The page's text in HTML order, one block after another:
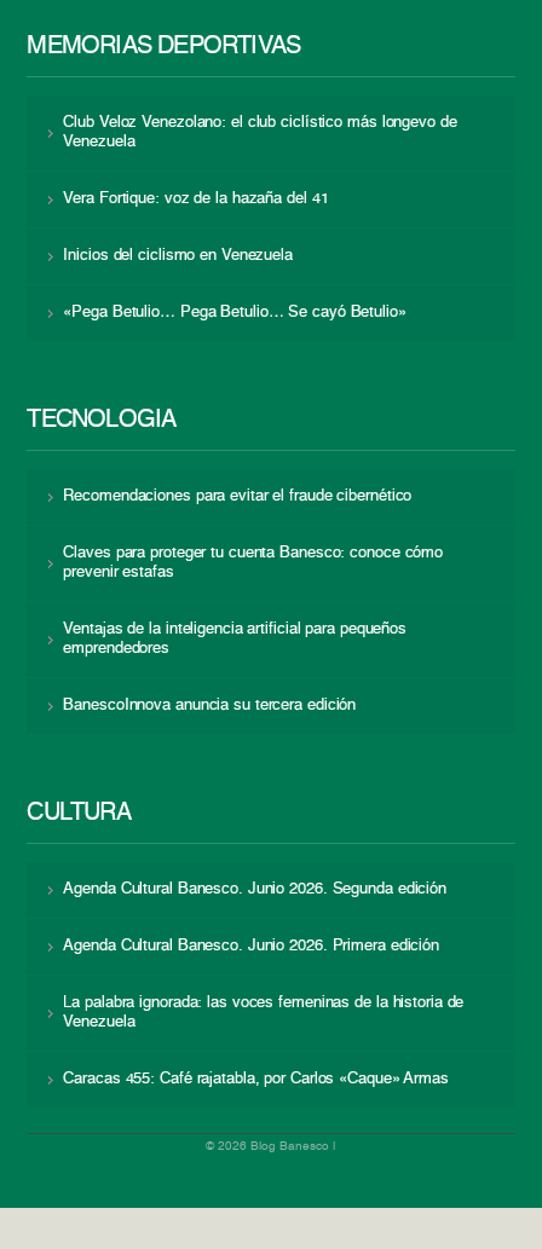
MEMORIAS DEPORTIVAS
Club Veloz Venezolano: el club ciclístico más longevo de
Venezuela
Vera Fortique: voz de la hazaña del 41
Inicios del ciclismo en Venezuela
«Pega Betulio… Pega Betulio… Se cayó Betulio»
TECNOLOGÍA
Recomendaciones para evitar el fraude cibernético
Claves para proteger tu cuenta Banesco: conoce cómo
prevenir estafas
Ventajas de la inteligencia artificial para pequeños
emprendedores
BanescoInnova anuncia su tercera edición
CULTURA
Agenda Cultural Banesco. Junio 2026. Segunda edición
Agenda Cultural Banesco. Junio 2026. Primera edición
La palabra ignorada: las voces femeninas de la historia de
Venezuela
Caracas 455: Café rajatabla, por Carlos «Caque» Armas
© 2026 Blog Banesco |